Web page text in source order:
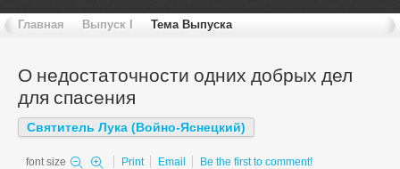
Главная Выпуск I Тема Выпуска
О недостаточности одних добрых дел
для спасения
Святитель Лука (Войно-Яснецкий)
font size Print Email Be the first to comment!